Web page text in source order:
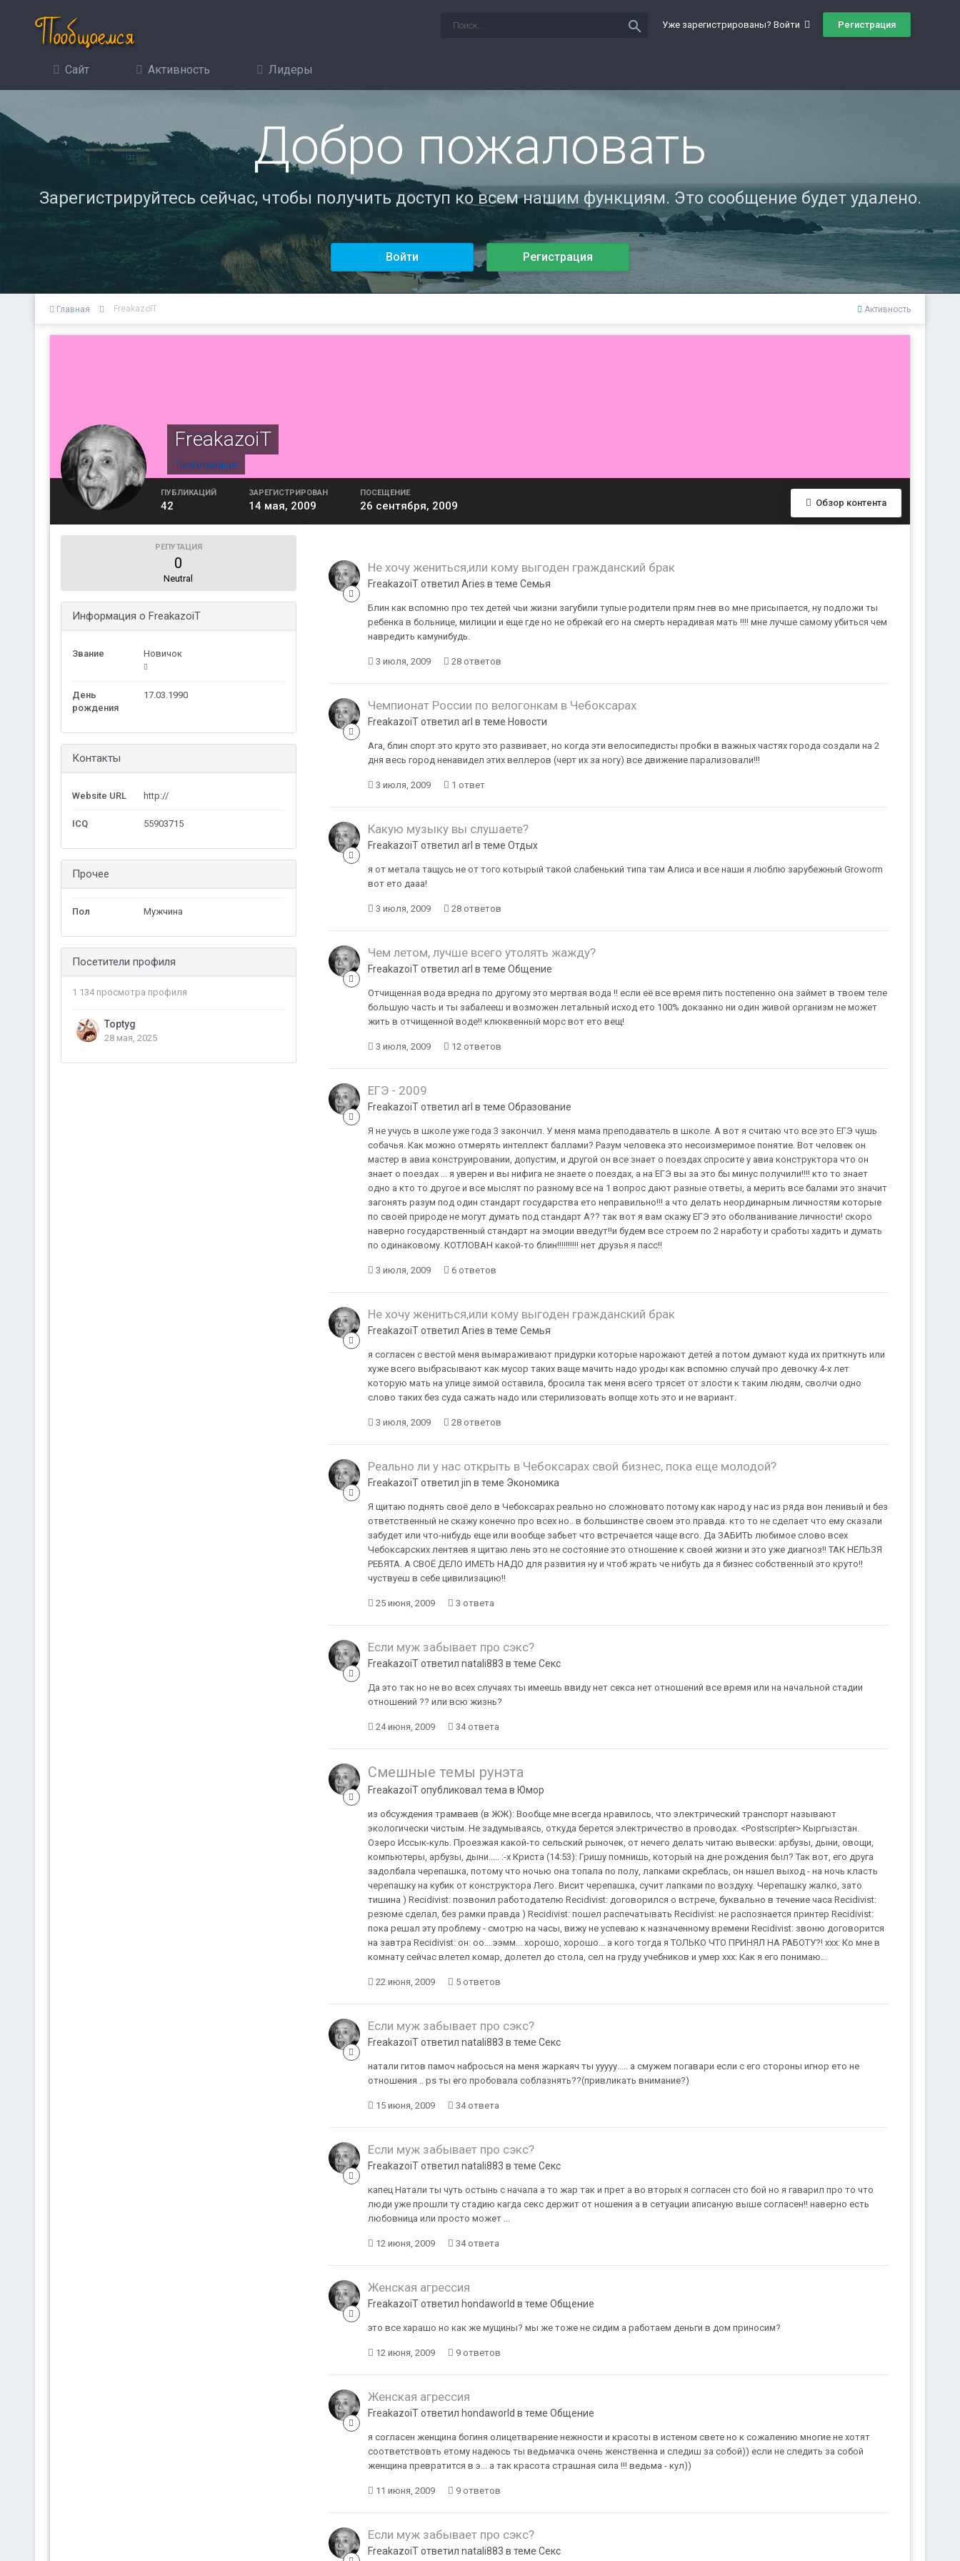
Уже зарегистрированы? Войти Регистрация
search
Сайт Активность Лидеры
Добро пожаловать
Зарегистрируйтесь сейчас, чтобы получить доступ ко всем нашим функциям. Это сообщение будет удалено.
Войти Регистрация
Активность
Главная FreakazoiT
FreakazoiT
Помогающие
Обзор контента
ПУБЛИКАЦИЙ
42
ЗАРЕГИСТРИРОВАН
14 мая, 2009
ПОСЕЩЕНИЕ
26 сентября, 2009
РЕПУТАЦИЯ
0
Neutral
Информация о FreakazoiT
Звание Новичок
День
рождения
17.03.1990
Контакты
Website URL http://
ICQ 55903715
Прочее
Пол Мужчина
Посетители профиля
1 134 просмотра профиля
Toptyg
28 мая, 2025
Не хочу жениться,или кому выгоден гражданский брак
FreakazoiT ответил Aries в теме Семья
Блин как вспомню про тех детей чьи жизни загубили тупые родители прям гнев во мне присыпается, ну подложи ты
ребенка в больнице, милиции и еще где но не обрекай его на смерть нерадивая мать !!!! мне лучше самому убиться чем
навредить камунибудь.
3 июля, 2009 28 ответов
Чемпионат России по велогонкам в Чебоксарах
FreakazoiT ответил arl в теме Новости
Ага, блин спорт это круто это развивает, но когда эти велосипедисты пробки в важных частях города создали на 2
дня весь город ненавидел этих веллеров (черт их за ногу) все движение парализовали!!!
3 июля, 2009 1 ответ
Какую музыку вы слушаете?
FreakazoiT ответил arl в теме Отдых
я от метала тащусь не от того котырый такой слабенький типа там Алиса и все наши я люблю зарубежный Groworm
вот ето дааа!
3 июля, 2009 28 ответов
Чем летом, лучше всего утолять жажду?
FreakazoiT ответил arl в теме Общение
Отчищенная вода вредна по другому это мертвая вода !! если её все время пить постепенно она займет в твоем теле
большую часть и ты забалееш и возможен летальный исход ето 100% докзанно ни один живой организм не может
жить в отчищенной воде!! клюквенный морс вот ето вещ!
3 июля, 2009 12 ответов
ЕГЭ - 2009
FreakazoiT ответил arl в теме Образование
Я не учусь в школе уже года 3 закончил. У меня мама преподаватель в школе. А вот я считаю что все это ЕГЭ чушь
собачья. Как можно отмерять интеллект баллами? Разум человека это несоизмеримое понятие. Вот человек он
мастер в авиа конструировании, допустим, и другой он все знает о поездах спросите у авиа конструктора что он
знает о поездах ... я уверен и вы нифига не знаете о поездах, а на ЕГЭ вы за это бы минус получили!!!! кто то знает
одно а кто то другое и все мыслят по разному все на 1 вопрос дают разные ответы, а мерить все балами это значит
загонять разум под один стандарт государства ето неправильно!!! а что делать неординарным личностям которые
по своей природе не могут думать под стандарт А?? так вот я вам скажу ЕГЭ это оболванивание личности! скоро
наверно государственный стандарт на эмоции введут!!и будем все строем по 2 наработу и сработы хадить и думать
по одинаковому. КОТЛОВАН какой-то блин!!!!!!!!!! нет друзья я пасс!!
3 июля, 2009 6 ответов
Не хочу жениться,или кому выгоден гражданский брак
FreakazoiT ответил Aries в теме Семья
я согласен с вестой меня вымараживают придурки которые нарожают детей а потом думают куда их приткнуть или
хуже всего выбрасывают как мусор таких ваще мачить надо уроды как вспомню случай про девочку 4-х лет
которую мать на улице зимой оставила, бросила так меня всего трясет от злости к таким людям, сволчи одно
слово таких без суда сажать надо или стерилизовать вoпще хоть это и не вариант.
3 июля, 2009 28 ответов
Реально ли у нас открыть в Чебоксарах свой бизнес, пока еще молодой?
FreakazoiT ответил jin в теме Экономика
Я щитаю поднять своё дело в Чебоксарах реально но сложновато потому как народ у нас из ряда вон ленивый и без
ответственный не скажу конечно про всех но.. в большинстве своем это правда. кто то не сделает что ему сказали
забудет или что-нибудь еще или вообще забьет что встречается чаще всго. Да ЗАБИТЬ любимое слово всех
Чебоксарских лентяев я щитаю лень это не состояние это отношение к своей жизни и это уже диагноз!! ТАК НЕЛЬЗЯ
РЕБЯТА. А СВОЁ ДЕЛО ИМЕТЬ НАДО для развития ну и чтоб жрать че нибуть да я бизнес собственный это круто!!
чуствуеш в себе цивилизацию!!
25 июня, 2009 3 ответа
Если муж забывает про сэкс?
FreakazoiT ответил natali883 в теме Секс
Да это так но не во всех случаях ты имеешь ввиду нет секса нет отношений все время или на начальной стадии
отношений ?? или всю жизнь?
24 июня, 2009 34 ответа
Смешные темы рунэта
FreakazoiT опубликовал тема в Юмор
из обсуждения трамваев (в ЖЖ): Вообще мне всегда нравилось, что электрический транспорт называют
экологически чистым. Не задумываясь, откуда берется электричество в проводах. <Postscripter> Кыргызстан.
Озеро Иссык-куль. Проезжая какой-то сельский рыночек, от нечего делать читаю вывески: арбузы, дыни, овощи,
компьютеры, арбузы, дыни..... :-x Криста (14:53): Гришу помнишь, который на дне рождения был? Так вот, его друга
задолбала черепашка, потому что ночью она топала по полу, лапками скреблась, он нашел выход - на ночь класть
черепашку на кубик от конструктора Лего. Висит черепашка, сучит лапками по воздуху. Черепашку жалко, зато
тишина ) Recidivist: позвонил работодателю Recidivist: договорился о встрече, буквально в течение часа Recidivist:
резюме сделал, без рамки правда ) Recidivist: пошел распечатывать Recidivist: не распознается принтер Recidivist:
пока решал эту проблему - смотрю на часы, вижу не успеваю к назначенному времени Recidivist: звоню договорится
на завтра Recidivist: он: оо... ээмм... хорошо, хорошо... а кого тогда я ТОЛЬКО ЧТО ПРИНЯЛ НА РАБОТУ?! xxx: Ко мне в
комнату сейчас влетел комар, долетел до стола, сел на груду учебников и умер xxx: Как я его понимаю...
22 июня, 2009 5 ответов
Если муж забывает про сэкс?
FreakazoiT ответил natali883 в теме Секс
натали гитов памоч набросься на меня жаркаяч ты ууууу..... а смужем погавари если с его стороны игнор ето не
отношения .. ps ты его пробовала соблазнять??(привликать внимание?)
15 июня, 2009 34 ответа
Если муж забывает про сэкс?
FreakazoiT ответил natali883 в теме Секс
капец Натали ты чуть остынь с начала а то жар так и прет а во вторых я согласен сто бой но я гаварил про то что
люди уже прошли ту стадию кагда секс держит от ношения а в сетуации аписаную выше согласен!! наверно есть
любовница или просто может ...
12 июня, 2009 34 ответа
Женская агрессия
FreakazoiT ответил hondaworld в теме Общение
это все харашо но как же мущины? мы же тоже не сидим а работаем деньги в дом приносим?
12 июня, 2009 9 ответов
Женская агрессия
FreakazoiT ответил hondaworld в теме Общение
я согласен женщина богиня олицетварение нежности и красоты в истеном свете но к сожалению многие не хотят
соответствовть етому надеюсь ты ведьмачка очень женственна и следиш за собой)) если не следить за собой
женщина превратится в э... а так красота страшная сила !!! ведьма - кул))
11 июня, 2009 9 ответов
Если муж забывает про сэкс?
FreakazoiT ответил natali883 в теме Секс